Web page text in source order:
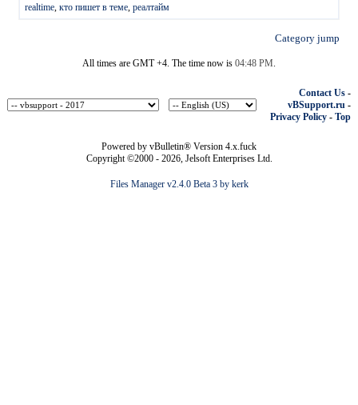
realtime кто пишет в теме реалтайм
Category jump
All times are GMT +4. The time now is 04:48 PM
Contact Us -
vBSupport.ru -
Privacy Policy - Top
Powered by vBulletin® Version 4.x.fuck
Copyright ©2000 - 2026, Jelsoft Enterprises Ltd.
Files Manager v2.4.0 Beta 3 by kerk